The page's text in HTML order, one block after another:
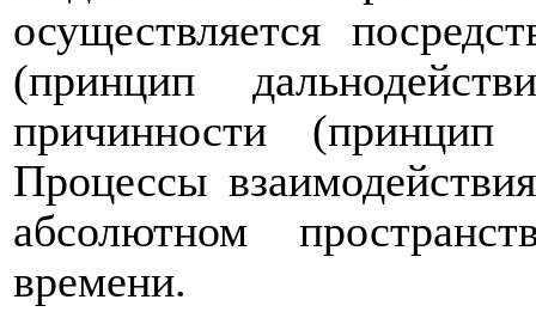
осуществляется
(принцип
причинности (принцип
Процессы
абсолютном
времени.